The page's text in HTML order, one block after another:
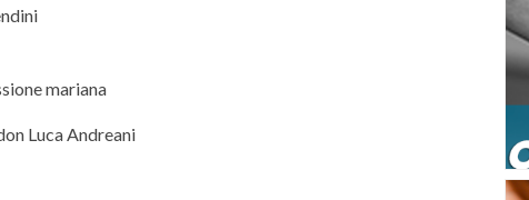
mariana
Luca Andreani